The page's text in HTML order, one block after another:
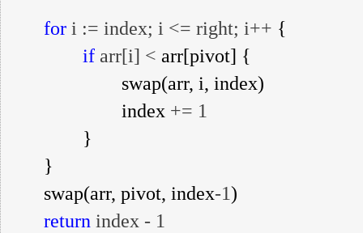
for i := index; i <= right; i++ {
if arr[i] < arr[pivot] {
                        index
+= 1
        swap(arr, pivot, index
-1)
return index - 1